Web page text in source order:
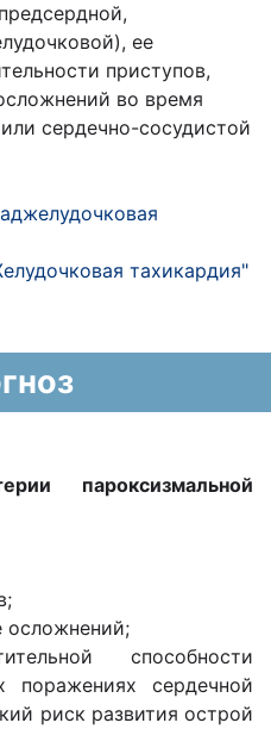
ее
приступов,
во время
сердечно-сосудистой
тахикардия"
пароксизмальной
осложнений;
способности
сердечной
риск развития острой